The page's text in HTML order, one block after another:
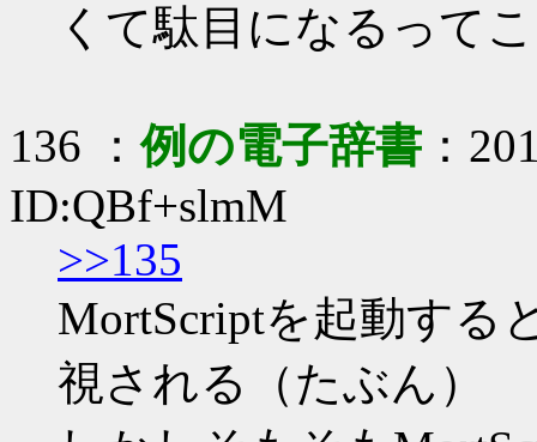
くて駄目になるって
136 ：例の電子辞書 ：
ID:QBf+slmM
>>135
MortScriptを起動する
視される（たぶん）